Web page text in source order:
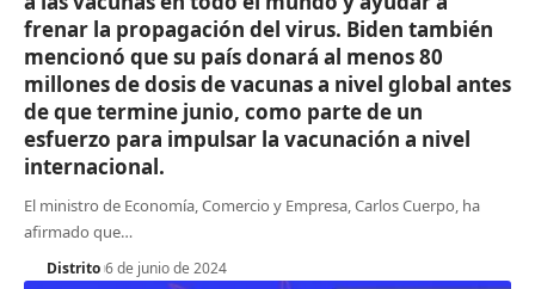
frenar la propagación del virus. Biden también
mencionó que su país donará al menos 80
millones de dosis de vacunas a nivel global antes
de que termine junio, como parte de un
esfuerzo para impulsar la vacunación a nivel
internacional.
El ministro de Economía, Comercio y Empresa, Carlos Cuerpo, ha
afirmado que…
Distrito 6 de junio de 2024